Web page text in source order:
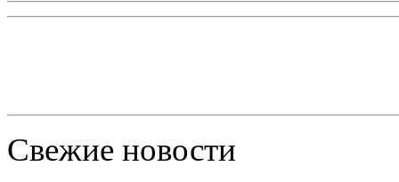
Свежие новости